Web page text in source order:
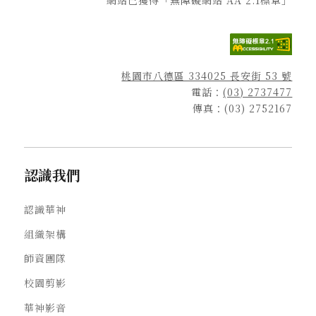
桃園市八德區 334025 長安街 53 號
電話：(03) 2737477
傳真：(03) 2752167
認識我們
認識華神
組織架構
師資團隊
校園剪影
華神影音